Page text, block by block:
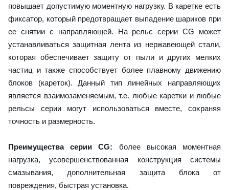
повышает допустимую моментную нагрузку. В каретке есть
фиксатор, который предотвращает выпадение шариков при
ее снятии с направляющей. На рельс серии CG может
устанавливаться защитная лента из нержавеющей стали,
которая обеспечивает защиту от пыли и других мелких
частиц и также способствует более плавному движению
блоков (кареток). Данный тип линейных направляющих
является взаимозаменяемым, т.е. любые каретки и любые
рельсы серии могут использоваться вместе, сохраняя
точность и размерность.
Преимущества серии CG: более высокая моментная
нагрузка, усовершенствованная конструкция системы
смазывания, дополнительная защита блока от
повреждения, быстрая установка.